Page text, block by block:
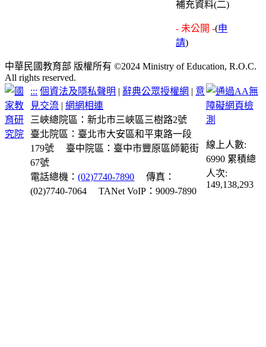
補充資料(二)
- 未公開 -(申
請)
中華民國教育部 版權所有 ©2024 Ministry of Education, R.O.C.
All rights reserved.
::: 個資法及隱私聲明 | 辭典公眾授權網 | 意
見交流 |網網相連
三峽總院區：新北市三峽區三樹路2號
臺北院區：臺北市大安區和平東路一段
179號
臺中院區：臺中市豐原區師範街
67號
電話總機：(02)7740-7890
傳真：
(02)7740-7064
TANet VoIP：9009-7890
線上人數:
6990 累積總
人次:
149,138,293